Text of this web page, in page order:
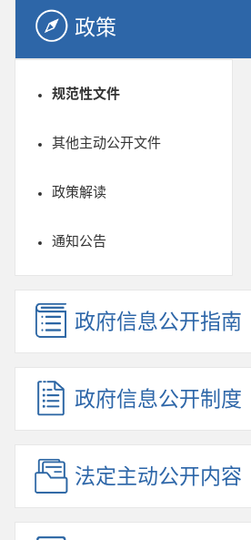
政策
规范性文件
其他主动公开文件
政策解读
通知公告
政府信息公开指南
政府信息公开制度
法定主动公开内容